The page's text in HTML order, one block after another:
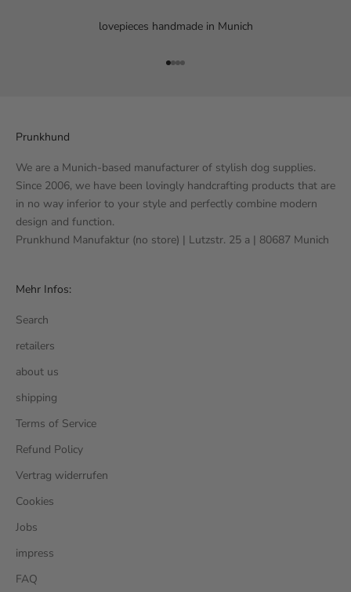
lovepieces handmade in Munich
Go to item 1
Go to item 2
Go to item 3
Go to item 4
Prunkhund
We are a Munich-based manufacturer of stylish dog supplies.
Since 2006, we have been lovingly handcrafting products that are
in no way inferior to your style and perfectly combine modern
design and function.
Prunkhund Manufaktur (no store) | Lutzstr. 25 a | 80687 Munich
Mehr Infos:
Search
retailers
about us
shipping
Terms of Service
Refund Policy
Vertrag widerrufen
Cookies
Jobs
impress
FAQ